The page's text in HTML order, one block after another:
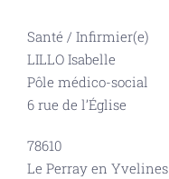
Santé / Infirmier(e)
LILLO Isabelle
Pôle médico-social
6 rue de l’Église
78610
Le Perray en Yvelines